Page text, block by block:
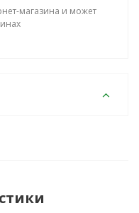
магазина и может